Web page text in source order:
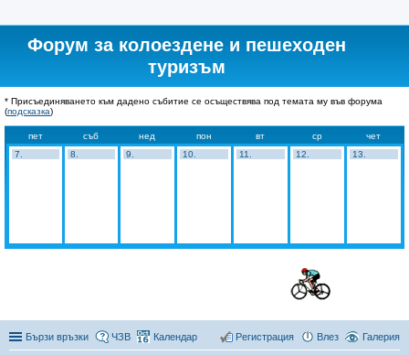
Форум за колоездене и пешеходен
туризъм
* Присъединяването към дадено събитие се осъществява под темата му във форума
(подсказка)
пет съб нед пон вт ср
чет
7.
8. 9. 10. 11. 12. 13.
Бързи връзки Галерия
ЧЗВ Календар Влез
Регистрация